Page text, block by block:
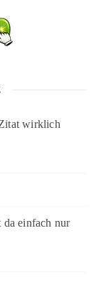
wirklich
da einfach nur